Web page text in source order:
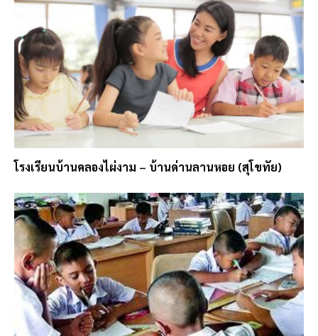
โรงเรียนบ้านคลองไผ่งาม – บ้านด่านลานหอย (สุโขทัย)